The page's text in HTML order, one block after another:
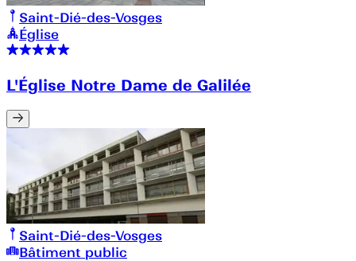
Saint-Dié-des-Vosges
Église
L'Église Notre Dame de Galilée
Saint-Dié-des-Vosges
Bâtiment public